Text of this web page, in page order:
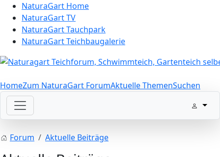
NaturaGart Home
NaturaGart TV
NaturaGart Tauchpark
NaturaGart Teichbaugalerie
HomeZum NaturaGart ForumAktuelle ThemenSuchen
Forum Aktuelle Beiträge